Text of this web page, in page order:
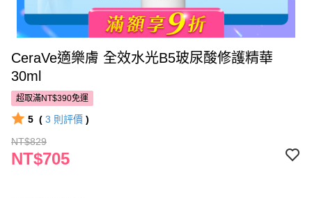
CeraVe適樂膚 全效水光B5玻尿酸修護精華
30ml
超取滿NT$390免運
5 ( 3 則評價 )
NT$829
NT$705